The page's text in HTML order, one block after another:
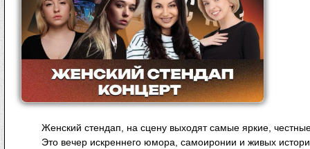
Женский стендап, на сцену выходят самые яркие,
Это вечер искреннего юмора, самоиронии и живых